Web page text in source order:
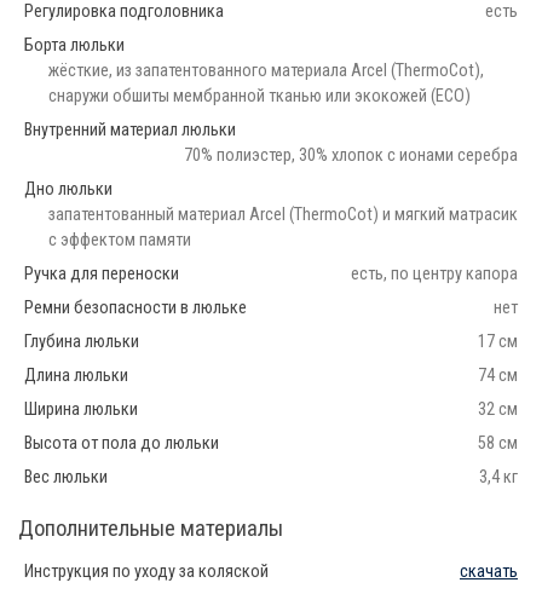
Регулировка подголовника
есть
Борта люльки
жёсткие, из запатентованного материала Arcel (ThermoCot),
снаружи обшиты мембранной тканью или экокожей (ECO)
Внутренний материал люльки
70% полиэстер, 30% хлопок с ионами серебра
Дно люльки
запатентованный материал Arcel (ThermoCot) и мягкий матрасик
с эффектом памяти
Ручка для переноски
есть, по центру капора
Ремни безопасности в люльке
нет
Глубина люльки
17 см
Длина люльки
74 см
Ширина люльки
32 см
Высота от пола до люльки
58 см
Вес люльки
3,4 кг
Дополнительные материалы
Инструкция по уходу за коляской
скачать